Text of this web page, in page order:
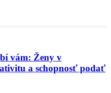
vám: Ženy v
a schopnosť podať